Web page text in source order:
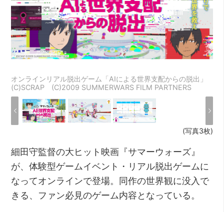
オンラインリアル脱出ゲーム「AIによる世界支配からの脱出」
(C)SCRAP (C)2009 SUMMERWARS FILM PARTNERS
(写真3枚)
細田守監督の大ヒット映画『サマーウォーズ』
が、体験型ゲームイベント・リアル脱出ゲームに
なってオンラインで登場。同作の世界観に没入で
きる、ファン必見のゲーム内容となっている。